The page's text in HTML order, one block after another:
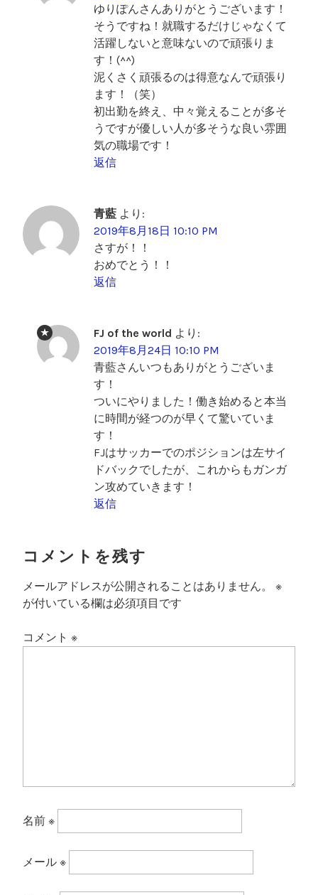
ゆりぽんさんありがとうございます！
そうですね！就職するだけじゃなくて
活躍しないと意味ないので頑張りま
す！(^^)
泥くさく頑張るのは得意なんで頑張り
ます！（笑）
初出勤を終え、中々覚えることが多そ
うですが優しい人が多そうな良い雰囲
気の職場です！
返信
青藍 より:
2019年8月18日 10:10 PM
さすが！！
おめでとう！！
返信
FJ of the world より:
2019年8月24日 10:10 PM
青藍さんいつもありがとうございま
す！
ついにやりました！働き始めると本当
に時間が経つのが早くて驚いていま
す！
FJはサッカーでのポジションは左サイ
ドバックでしたが、これからもガンガ
ン攻めていきます！
返信
コメントを残す
メールアドレスが公開されることはありません。
※
が付いている欄は必須項目です
コメント ※
名前 ※
メール ※